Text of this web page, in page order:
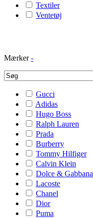
Textiler
Ventetøj
Mærker -
Gucci
Adidas
Hugo Boss
Ralph Lauren
Prada
Burberry
Tommy Hilfiger
Calvin Klein
Dolce & Gabbana
Lacoste
Chanel
Dior
Puma